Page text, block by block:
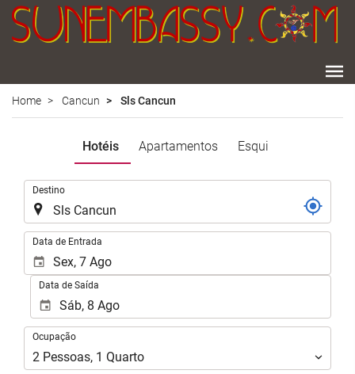
Home Cancun Sls Cancun
Hotéis Apartamentos Esqui
Destino
Data de Entrada
Data de Saída
Ocupação
Ocupação
2 Pessoas, 1 Quarto